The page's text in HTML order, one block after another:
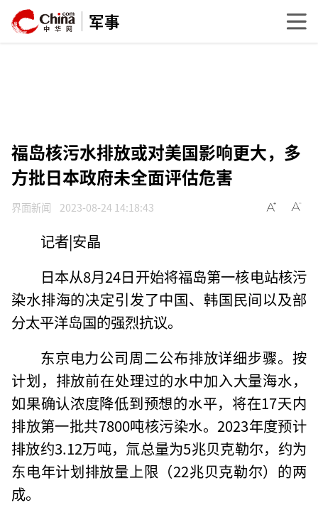
军事
福岛核污水排放或对美国影响更大，多
方批日本政府未全面评估危害
界面新闻 2023-08-24 14:18:43
记者|安晶
日本从8月24日开始将福岛第一核电站核污
染水排海的决定引发了中国、韩国民间以及部
分太平洋岛国的强烈抗议。
东京电力公司周二公布排放详细步骤。按
计划，排放前在处理过的水中加入大量海水，
如果确认浓度降低到预想的水平，将在17天内
排放第一批共7800吨核污染水。2023年度预计
排放约3.12万吨，氚总量为5兆贝克勒尔，约为
东电年计划排放量上限（22兆贝克勒尔）的两
成。